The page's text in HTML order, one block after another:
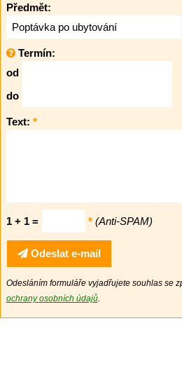
Předmět:
Termín:
od
do
Text: *
1 + 1 = * (Anti-SPAM)
Odeslat e-mail
Odesláním formuláře vyjadřujete souhlas se
ochrany osobních údajů.